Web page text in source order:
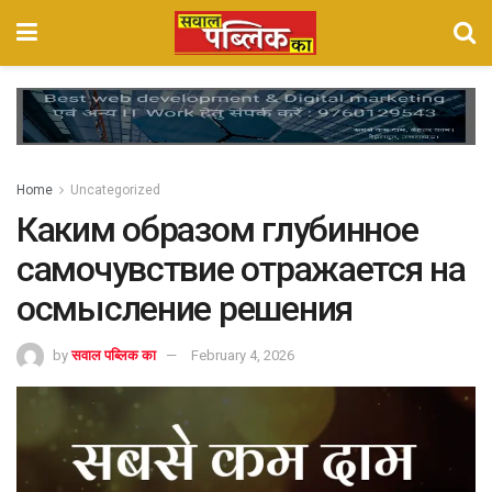
Home Uncategorized
Каким образом глубинное
самочувствие отражается на
осмысление решения
by सवाल पब्लिक का February 4, 2026